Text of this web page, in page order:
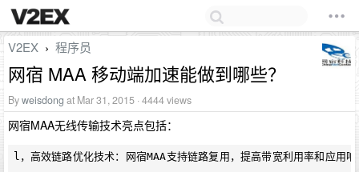
V2EX › 程序员
网宿 MAA 移动端加速能做到哪些？
Byweisdong at Mar 31, 2015 · 4444 views
网宿MAA无线传输技术亮点包括：
l，高效链路优化技术：网宿MAA支持链路复用，提高带宽利用率和应用